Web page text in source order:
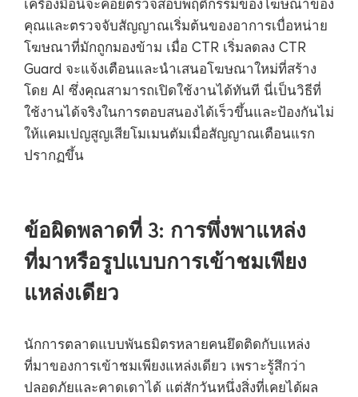
เครื่องมือนี้จะคอยตรวจสอบพฤติกรรมของโฆษณาของ
คุณและตรวจจับสัญญาณเริ่มต้นของอาการเบื่อหน่าย
โฆษณาที่มักถูกมองข้าม เมื่อ CTR เริ่มลดลง CTR
Guard จะแจ้งเตือนและนำเสนอโฆษณาใหม่ที่สร้าง
โดย AI ซึ่งคุณสามารถเปิดใช้งานได้ทันที นี่เป็นวิธีที่
ใช้งานได้จริงในการตอบสนองได้เร็วขึ้นและป้องกันไม่
ให้แคมเปญสูญเสียโมเมนตัมเมื่อสัญญาณเตือนแรก
ปรากฏขึ้น
ข้อผิดพลาดที่ 3: การพึ่งพาแหล่ง
ที่มาหรือรูปแบบการเข้าชมเพียง
แหล่งเดียว
นักการตลาดแบบพันธมิตรหลายคนยึดติดกับแหล่ง
ที่มาของการเข้าชมเพียงแหล่งเดียว เพราะรู้สึกว่า
ปลอดภัยและคาดเดาได้ แต่สักวันหนึ่งสิ่งที่เคยได้ผล